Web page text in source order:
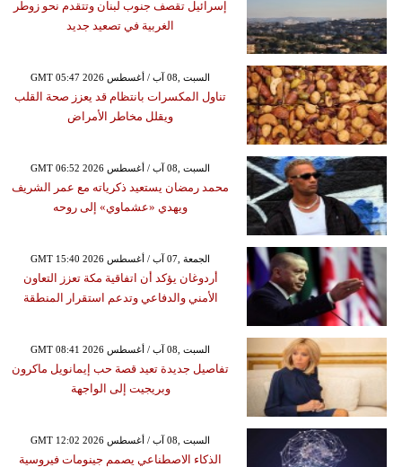
إسرائيل تقصف جنوب لبنان وتتقدم نحو زوطر
الغربية في تصعيد جديد
GMT 05:47 2026 السبت ,08 آب / أغسطس
تناول المكسرات بانتظام قد يعزز صحة القلب
ويقلل مخاطر الأمراض
GMT 06:52 2026 السبت ,08 آب / أغسطس
محمد رمضان يستعيد ذكرياته مع عمر الشريف
ويهدي «عشماوي» إلى روحه
GMT 15:40 2026 الجمعة ,07 آب / أغسطس
أردوغان يؤكد أن اتفاقية مكة تعزز التعاون
الأمني والدفاعي وتدعم استقرار المنطقة
GMT 08:41 2026 السبت ,08 آب / أغسطس
تفاصيل جديدة تعيد قصة حب إيمانويل ماكرون
وبريجيت إلى الواجهة
GMT 12:02 2026 السبت ,08 آب / أغسطس
الذكاء الاصطناعي يصمم جينومات فيروسية